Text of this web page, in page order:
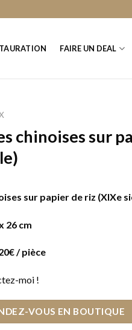
FAIRE UN DEAL
chinoises sur
sur papier de riz (XIXe
26 cm
/ pièce
moi !
VOUS EN BOUTIQUE